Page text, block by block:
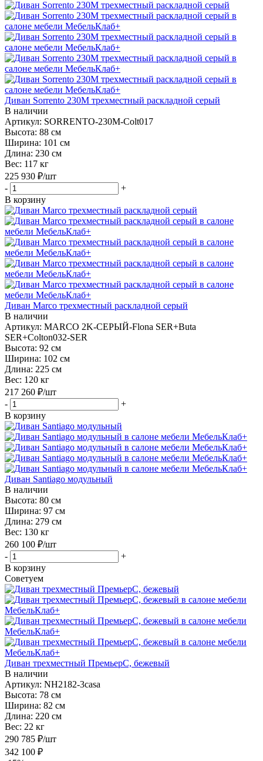
Диван Sorrento 230M трехместный раскладной серый
В наличии
Артикул: SORRENTO-230M-Colt017
Высота: 88 см
Ширина: 101 см
Длина: 230 см
Вес: 117 кг
225 930 ₽/шт
-
+
В корзину
Диван Marco трехместный раскладной серый
В наличии
Артикул: MARCO 2K-СЕРЫЙ-Flona SER+Buta
SER+Colton032-SER
Высота: 92 см
Ширина: 102 см
Длина: 225 см
Вес: 120 кг
217 260 ₽/шт
-
+
В корзину
Диван Santiago модульный
В наличии
Высота: 80 см
Ширина: 97 см
Длина: 279 см
Вес: 130 кг
260 100 ₽/шт
-
+
В корзину
Советуем
Диван трехместный ПремьерС, бежевый
В наличии
Артикул: NH2182-3casa
Высота: 78 см
Ширина: 82 см
Длина: 220 см
Вес: 22 кг
290 785 ₽/шт
342 100 ₽